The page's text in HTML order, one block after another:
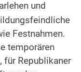
und
Festnahmen.
temporären
für Republikaner